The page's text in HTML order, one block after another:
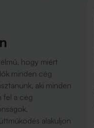
hogy miért
minden cég
aki minden
fel a cég
alakuljon